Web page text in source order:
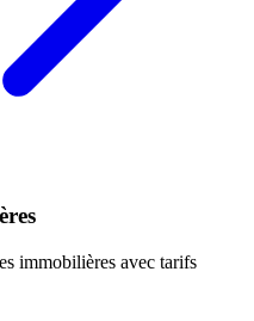
immobilières avec tarifs